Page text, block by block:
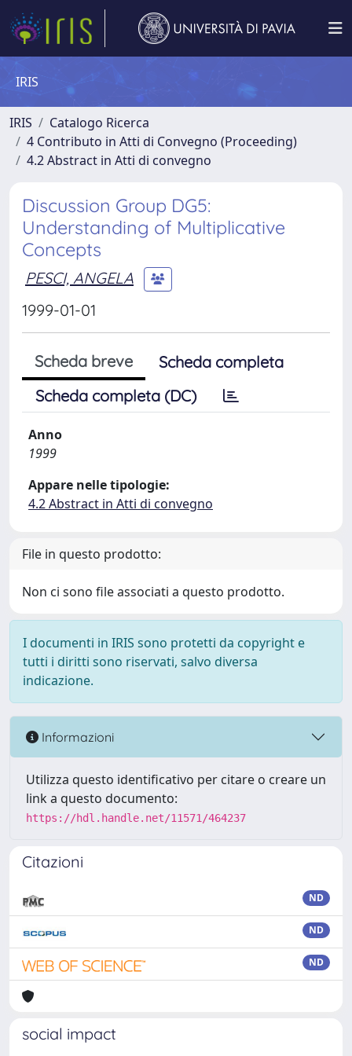
IRIS
IRIS
Catalogo Ricerca
4 Contributo in Atti di Convegno (Proceeding)
4.2 Abstract in Atti di convegno
Discussion Group DG5:
Understanding of Multiplicative
Concepts
PESCI, ANGELA
1999-01-01
Scheda breve
Scheda completa
Scheda completa (DC)
Anno
1999
Appare nelle tipologie:
4.2 Abstract in Atti di convegno
File in questo prodotto:
Non ci sono file associati a questo prodotto.
I documenti in IRIS sono protetti da copyright e
tutti i diritti sono riservati, salvo diversa
indicazione.
Informazioni
Utilizza questo identificativo per citare o creare un
link a questo documento:
https://hdl.handle.net/11571/464237
Citazioni
ND
ND
ND
social impact